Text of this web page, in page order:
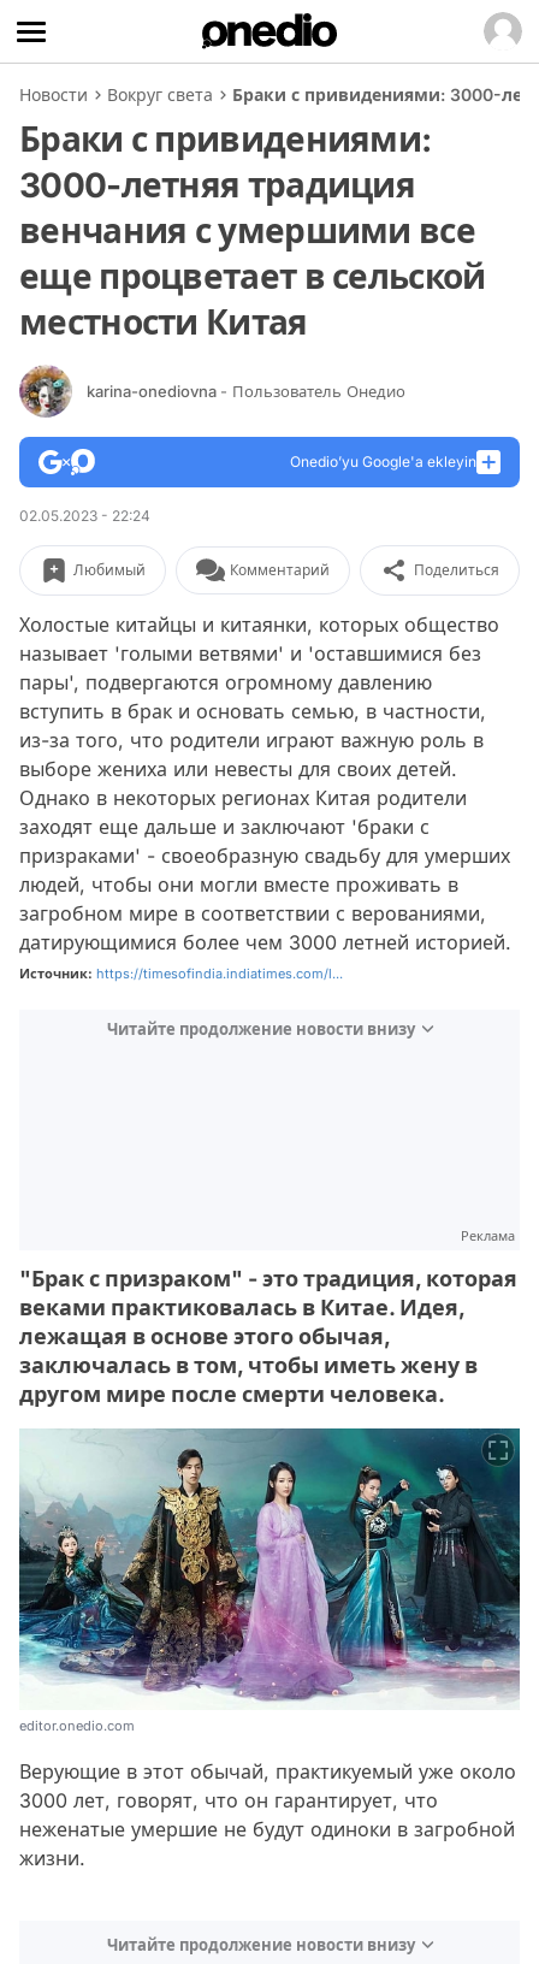
Новости Вокруг света Браки с привидениями: 3000-
Браки с привидениями:
3000-летняя традиция
венчания с умершими все
еще процветает в сельской
местности Китая
karina-onediovna - Пользователь Онедио
Onedio’yu Google'a ekleyin
02.05.2023 - 22:24
Любимый Комментарий Поделиться
Холостые китайцы и китаянки, которых общество
называет 'голыми ветвями' и 'оставшимися без
пары', подвергаются огромному давлению
вступить в брак и основать семью, в частности,
из-за того, что родители играют важную роль в
выборе жениха или невесты для своих детей.
Однако в некоторых регионах Китая родители
заходят еще дальше и заключают 'браки с
призраками' - своеобразную свадьбу для умерших
людей, чтобы они могли вместе проживать в
загробном мире в соответствии с верованиями,
датирующимися более чем 3000 летней историей.
Источник: https://timesofindia.indiatimes.com/l...
Читайте продолжение новости внизу
Реклама
"Брак с призраком" - это традиция, которая
веками практиковалась в Китае. Идея,
лежащая в основе этого обычая,
заключалась в том, чтобы иметь жену в
другом мире после смерти человека.
editor.onedio.com
Верующие в этот обычай, практикуемый уже около
3000 лет, говорят, что он гарантирует, что
неженатые умершие не будут одиноки в загробной
жизни.
Читайте продолжение новости внизу